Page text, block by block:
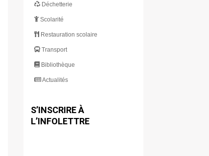
Déchetterie
Scolarité
Restauration scolaire
Transport
Bibliothèque
Actualités
S’INSCRIRE À
L’INFOLETTRE